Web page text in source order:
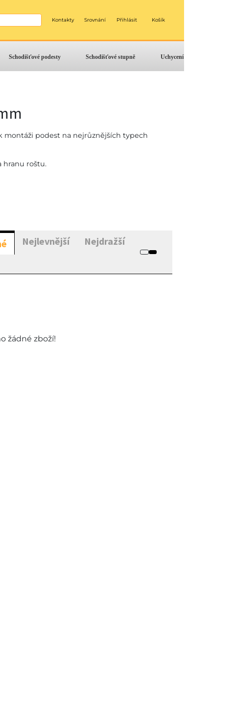
Kontakty Srovnání Přihlásit Košík
Schodišťové podesty Schodišťové stupně Uchycení
montáži podest na nejrůznějších typech
hranu roštu.
Nejlevnější Nejdražší
žádné zboží!